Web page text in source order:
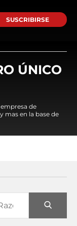
SUSCRIBIRSE
ÚNICO
de
mas en la base de